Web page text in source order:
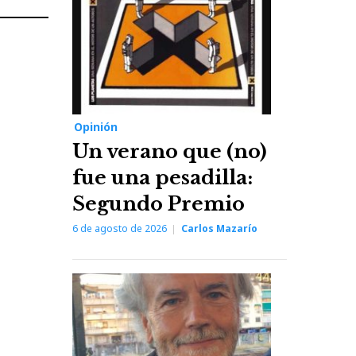
Opinión
Un verano que (no)
fue una pesadilla:
Segundo Premio
6 de agosto de 2026 Carlos Mazarío